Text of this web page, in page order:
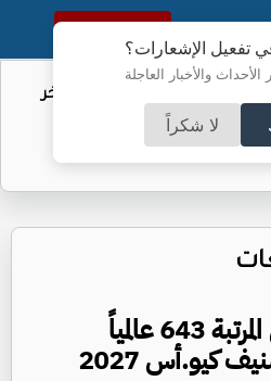
تفعيل الإشعارات؟
والأخبار العاجلة
لا شكراً
النسخة الكاملة
الاتحاد الأوروبي يكشف آخر
عمان الأهلية تحتلّ المرتبة 643 عالمياً
كيو.أس 2027